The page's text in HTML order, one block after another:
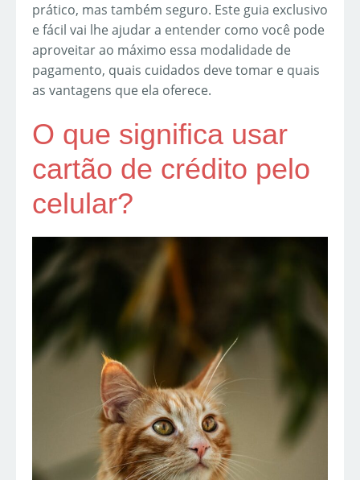
prático, mas também seguro. Este guia exclusivo
e fácil vai lhe ajudar a entender como você pode
aproveitar ao máximo essa modalidade de
pagamento, quais cuidados deve tomar e quais
as vantagens que ela oferece.
O que significa usar
cartão de crédito pelo
celular?